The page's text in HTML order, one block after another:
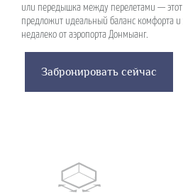
или передышка между перелетами —
предложит идеальный баланс комфорта
недалеко от аэропорта Донмыанг.
Забронировать сейчас